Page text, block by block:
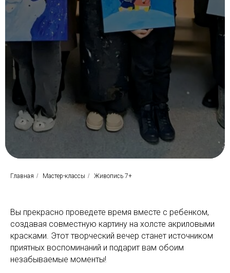
Главная / Мастер-классы / Живопись 7+
Вы прекрасно проведете время вместе с ребенком,
создавая совместную картину на холсте акриловыми
красками. Этот творческий вечер станет источником
приятных воспоминаний и подарит вам обоим
незабываемые моменты!